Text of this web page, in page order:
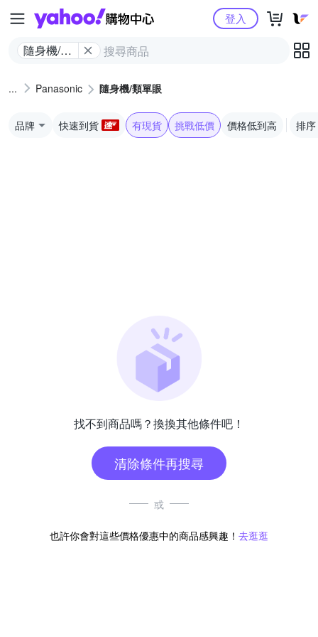
Yahoo購物中心
隨身機/類
登入
Panasonic 隨身機/類單眼
品牌 快速到貨 有現貨 挑戰低價 價格低到高 排序
找不到商品嗎？換換其他條件吧！
清除條件再搜尋
或
也許你會對這些價格優惠中的商品感興趣！ 去逛逛